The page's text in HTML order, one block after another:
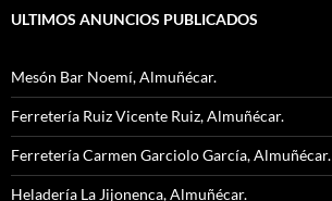
ULTIMOS ANUNCIOS PUBLICADOS
Mesón Bar Noemí, Almuñécar.
Ferretería Ruiz Vicente Ruiz, Almuñécar.
Ferretería Carmen Garciolo García, Almuñécar.
Heladería La Jijonenca, Almuñécar.